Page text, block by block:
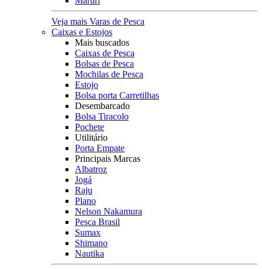
Veja mais Varas de Pesca
Caixas e Estojos
Mais buscados
Caixas de Pesca
Bolsas de Pesca
Mochilas de Pesca
Estojo
Bolsa porta Carretilhas
Desembarcado
Bolsa Tiracolo
Pochete
Utilitário
Porta Empate
Principais Marcas
Albatroz
Jogá
Raju
Plano
Nelson Nakamura
Pesca Brasil
Sumax
Shimano
Nautika